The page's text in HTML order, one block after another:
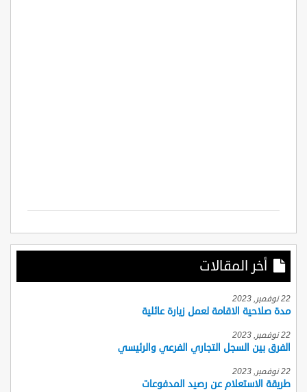
أخر المقالات
22 نوفمبر, 2023
مدة صلاحية الاقامة لعمل زيارة عائلية
22 نوفمبر, 2023
الفرق بين السجل التجاري الفرعي والرئيسي
22 نوفمبر, 2023
طريقة الاستعلام عن رصيد المدفوعات